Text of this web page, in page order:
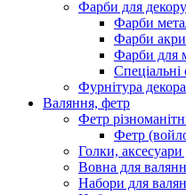
Фарби для
Фарби
Фарби
Фарби для
Спеціальні
Фурнітура
Валяння, фетр
Фетр
Фетр
Голки,
Вовна для
Набори для